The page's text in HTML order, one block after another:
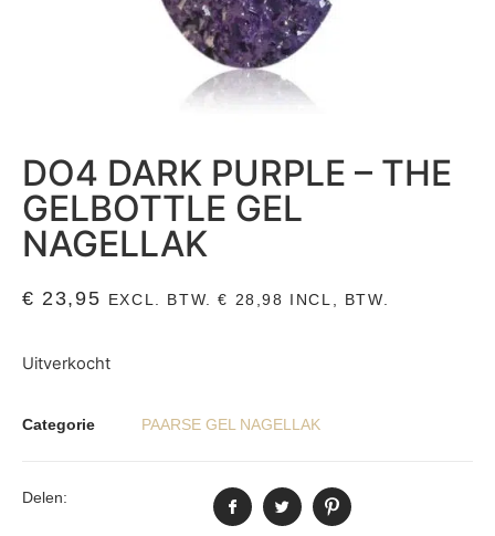
DO4 DARK PURPLE – THE
GELBOTTLE GEL
NAGELLAK
€ 23,95 EXCL. BTW.€ 28,98 INCL, BTW.
Uitverkocht
Categorie PAARSE GEL NAGELLAK
Delen: